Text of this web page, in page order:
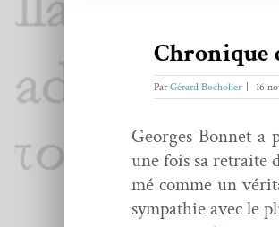
Chronique
ParGérard Bocholier 16
Georges Bon­net a
une fois sa retraite
mé comme un
sym­pa­thie avec le